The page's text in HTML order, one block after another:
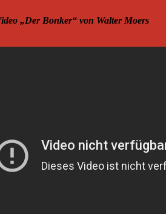
„Der Bonker“ von Walter Moers